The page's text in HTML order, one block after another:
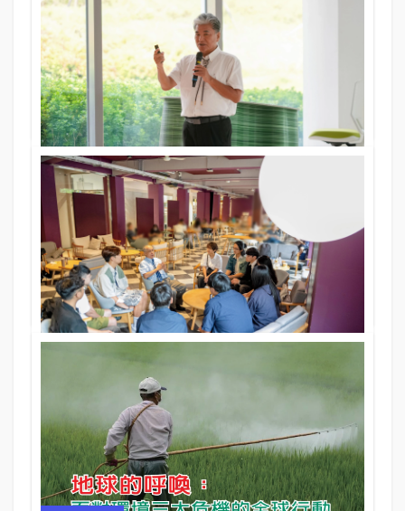
減肥針 接受它還是放下它？ 從作用機轉到臨床運用(第
一章)｜曹昌堯醫學博士專欄
05 Nov 2025
397期
文／曹昌堯醫學博士(中山醫學大學內科學教授、逢甲大學
EMBA 高階101、中山醫學大學附設醫院「免疫細胞治療中心」)
焦點報導
逢甲「氣候韌性」課程 李鴻源教授 談「氣候變遷的因
應與調適」 呼籲大學實踐永續責任
05 Nov 2025 397期 文．攝影／轉載逢甲大學秘書處
國科會大專學生研究計畫 全國第六 大魚帶小魚 逢甲老
師陪伴學生把研究變成最有價值的打工
05 Nov 2025 397期 文．攝影／轉載逢甲大學秘書處